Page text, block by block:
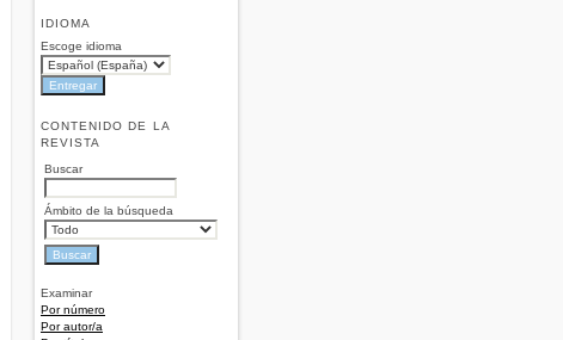
IDIOMA
Escoge idioma
CONTENIDO DE LA
REVISTA
Buscar
Ámbito de la búsqueda
Examinar
Por número
Por autor/a